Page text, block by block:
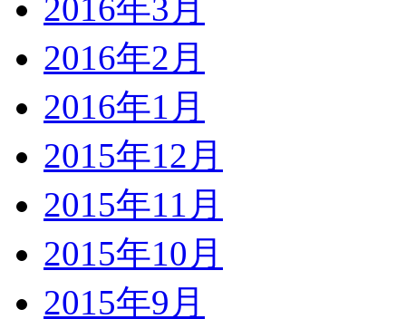
2016年3月
2016年2月
2016年1月
2015年12月
2015年11月
2015年10月
2015年9月